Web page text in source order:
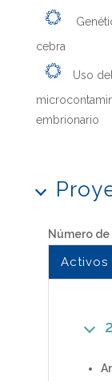
cebra
Uso
embrionario
Número
Activos